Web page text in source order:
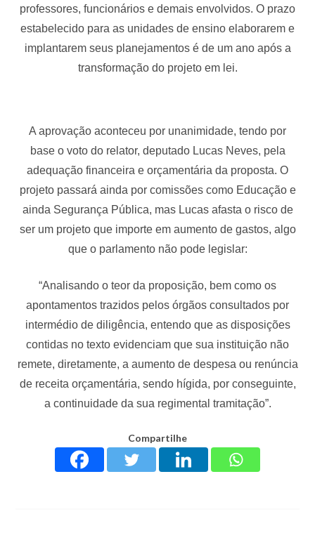
professores, funcionários e demais envolvidos. O prazo
estabelecido para as unidades de ensino elaborarem e
implantarem seus planejamentos é de um ano após a
transformação do projeto em lei.
A aprovação aconteceu por unanimidade, tendo por
base o voto do relator, deputado Lucas Neves, pela
adequação financeira e orçamentária da proposta. O
projeto passará ainda por comissões como Educação e
ainda Segurança Pública, mas Lucas afasta o risco de
ser um projeto que importe em aumento de gastos, algo
que o parlamento não pode legislar:
“Analisando o teor da proposição, bem como os
apontamentos trazidos pelos órgãos consultados por
intermédio de diligência, entendo que as disposições
contidas no texto evidenciam que sua instituição não
remete, diretamente, a aumento de despesa ou renúncia
de receita orçamentária, sendo hígida, por conseguinte,
a continuidade da sua regimental tramitação”.
Compartilhe